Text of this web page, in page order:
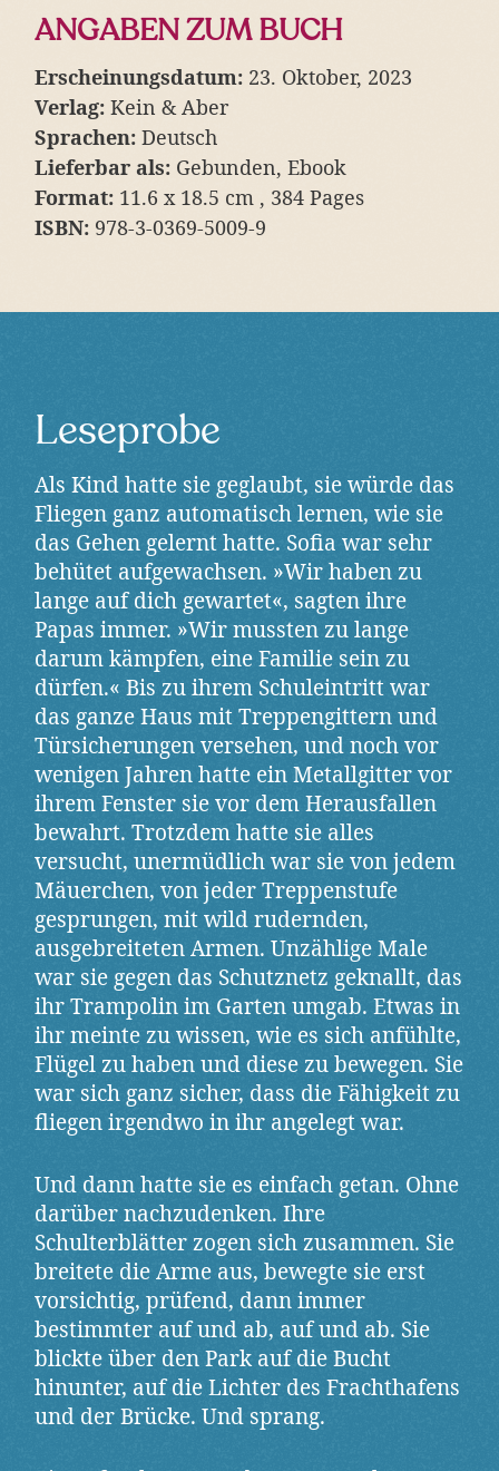
ANGABEN ZUM BUCH
Erscheinungsdatum: 23. Oktober, 2023
Verlag: Kein & Aber
Sprachen: Deutsch
Lieferbar als: Gebunden, Ebook
Format: 11.6 x 18.5 cm , 384 Pages
ISBN: 978-3-0369-5009-9
Leseprobe
Als Kind hatte sie geglaubt, sie würde das
Fliegen ganz automatisch lernen, wie sie
das Gehen gelernt hatte. Sofia war sehr
behütet aufgewachsen. »Wir haben zu
lange auf dich gewartet«, sagten ihre
Papas immer. »Wir mussten zu lange
darum kämpfen, eine Familie sein zu
dürfen.« Bis zu ihrem Schuleintritt war
das ganze Haus mit Treppengittern und
Türsicherungen versehen, und noch vor
wenigen Jahren hatte ein Metallgitter vor
ihrem Fenster sie vor dem Herausfallen
bewahrt. Trotzdem hatte sie alles
versucht, unermüdlich war sie von jedem
Mäuerchen, von jeder Treppenstufe
gesprungen, mit wild rudernden,
ausgebreiteten Armen. Unzählige Male
war sie gegen das Schutznetz geknallt, das
ihr Trampolin im Garten umgab. Etwas in
ihr meinte zu wissen, wie es sich anfühlte,
Flügel zu haben und diese zu bewegen. Sie
war sich ganz sicher, dass die Fähigkeit zu
fliegen irgendwo in ihr angelegt war.
Und dann hatte sie es einfach getan. Ohne
darüber nachzudenken. Ihre
Schulterblätter zogen sich zusammen. Sie
breitete die Arme aus, bewegte sie erst
vorsichtig, prüfend, dann immer
bestimmter auf und ab, auf und ab. Sie
blickte über den Park auf die Bucht
hinunter, auf die Lichter des Frachthafens
und der Brücke. Und sprang.